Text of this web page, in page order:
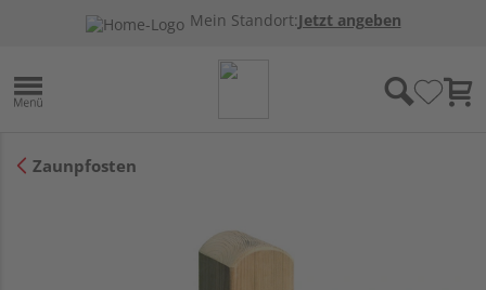
Mein Standort:Jetzt angeben
Zaunpfosten